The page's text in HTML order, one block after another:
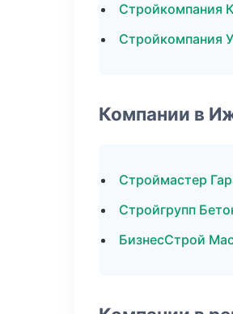
Стройкомпания
Стройкомпания
Компании в
Строймастер
Стройгрупп
БизнесСтрой